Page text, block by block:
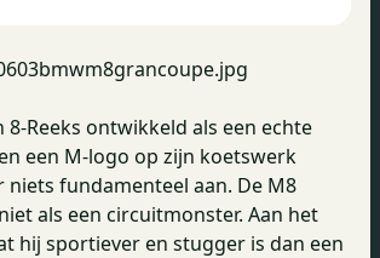
8-Reeks ontwikkeld als een echte
een M-logo op zijn koetswerk
niets fundamenteel aan. De M8
als een circuitmonster. Aan het
hij sportiever en stugger is dan een